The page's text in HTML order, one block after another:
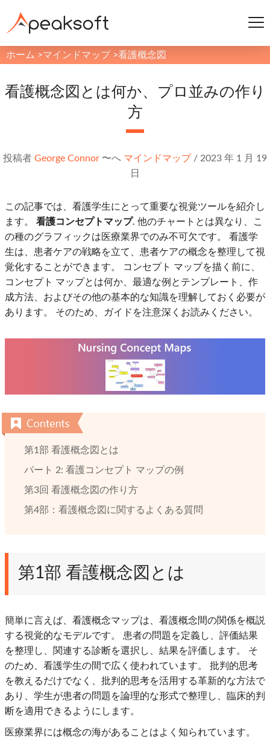
ホーム >マインドマップ >看護概念図
看護概念図とは何か、プロ並みの作り
方
投稿者 George Connor 〜へ マインドマップ / 2023 年 1 月 19
日
この記事では、看護学生にとって重要な視覚ツールを紹介し
ます。 看護コンセプトマップ. 他のチャートとは異なり、こ
の種のグラフィックは医療業界でのみ不可欠です。 看護学
生は、患者ケアの戦略を立て、患者ケアの概念を整理して視
覚化することができます。 コンセプト マップを描く前に、
コンセプト マップとは何か、最適な例とテンプレート、作
成方法、およびその他の基本的な知識を理解しておく必要が
あります。 そのため、ガイドを注意深くお読みください。
第1部 看護概念図とは
パート 2: 看護コンセプト マップの例
第3回 看護概念図の作り方
第4部：看護概念図に関するよくある質問
第1部 看護概念図とは
簡単に言えば、看護概念マップは、看護概念間の関係を概説
する視覚的なモデルです。 患者の問題を定義し、評価結果
を整理し、関連する診断を選択し、結果を評価します。 そ
のため、看護学生の間で広く使われています。 批判的思考
を教えるだけでなく、批判的思考を活用する革新的な方法で
あり、学生が患者の問題を論理的な形式で整理し、臨床的判
断を適用できるようにします。
医療業界には概念の海があることはよく知られています。